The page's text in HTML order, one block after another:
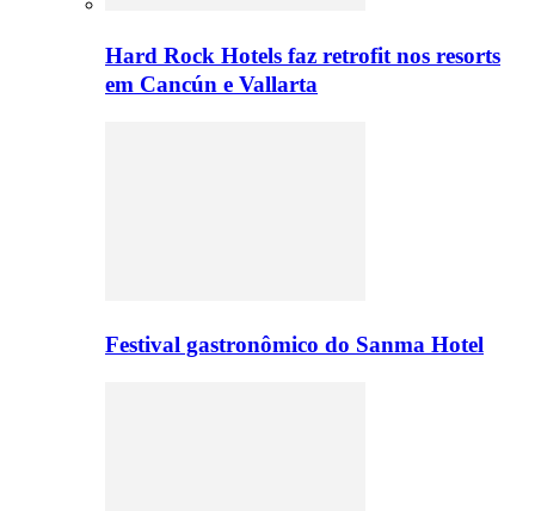
Hard Rock Hotels faz retrofit nos resorts
em Cancún e Vallarta
Festival gastronômico do Sanma Hotel